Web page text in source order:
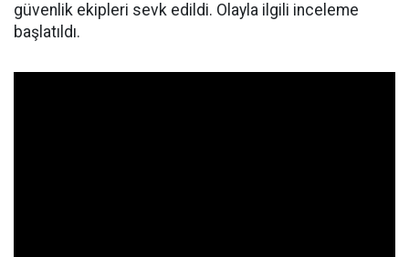
güvenlik ekipleri sevk edildi. Olayla ilgili inceleme
başlatıldı.